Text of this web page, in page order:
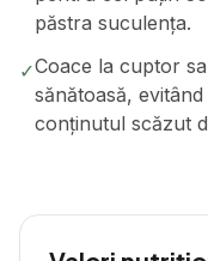
păstra suculența.
✓Coace la cuptor
sănătoasă,
conținutul scăzut